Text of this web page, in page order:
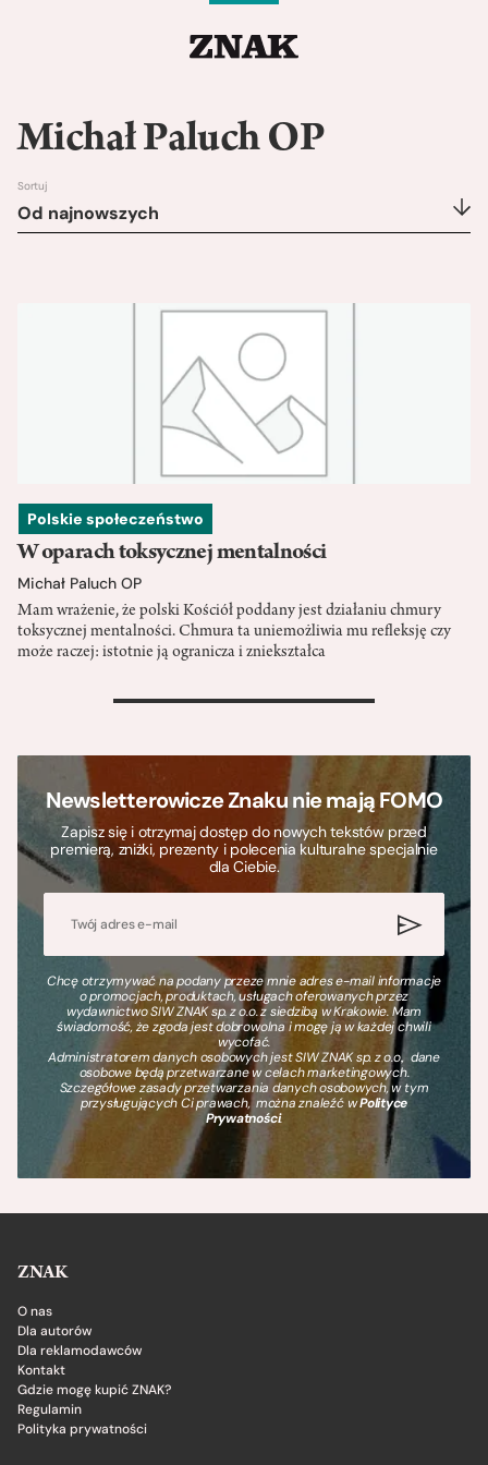
Michał Paluch OP
Sortuj
Od najnowszych
Polskie społeczeństwo
W oparach toksycznej mentalności
Michał Paluch OP
Mam wrażenie, że polski Kościół poddany jest działaniu chmury
toksycznej mentalności. Chmura ta uniemożliwia mu refleksję czy
może raczej: istotnie ją ogranicza i zniekształca
>
Newsletterowicze Znaku nie mają FOMO
Zapisz się i otrzymaj dostęp do nowych tekstów przed
premierą, zniżki, prezenty i polecenia kulturalne specjalnie
dla Ciebie.
Chcę otrzymywać na podany przeze mnie adres e-mail informacje
o promocjach, produktach, usługach oferowanych przez
wydawnictwo SIW ZNAK sp. z o.o. z siedzibą w Krakowie. Mam
świadomość, że zgoda jest dobrowolna i mogę ją w każdej chwili
wycofać.
Administratorem danych osobowych jest SIW ZNAK sp. z o.o., dane
osobowe będą przetwarzane w celach marketingowych.
Szczegółowe zasady przetwarzania danych osobowych, w tym
przysługujących Ci prawach, można znaleźć wPolityce
Prywatności.
ZNAK
O nas
Dla autorów
Dla reklamodawców
Kontakt
Gdzie mogę kupić ZNAK?
Regulamin
Polityka prywatności